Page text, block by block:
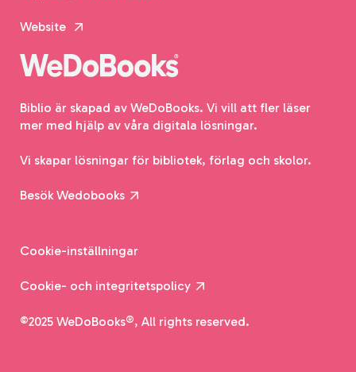
Website
Biblio är skapad av WeDoBooks. Vi vill att fler läser
mer med hjälp av våra digitala lösningar.
Vi skapar lösningar för bibliotek, förlag och skolor.
Besök Wedobooks
Cookie-inställningar
Cookie- och integritetspolicy
©2025 WeDoBooks®, All rights reserved.